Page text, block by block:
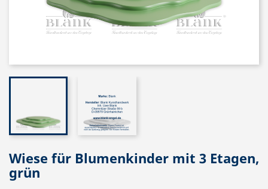
Wiese für Blumenkinder mit 3 Etagen,
grün